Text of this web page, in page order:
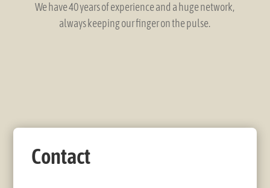
We have 40 years of experience and a huge network,
always keeping our finger on the pulse.
Contact